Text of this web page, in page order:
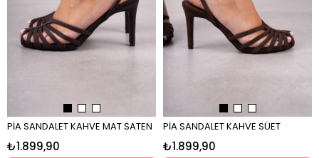
PİA SANDALET KAHVE MAT SATEN
₺1.899,90
PİA SANDALET KAHVE SÜET
₺1.899,90